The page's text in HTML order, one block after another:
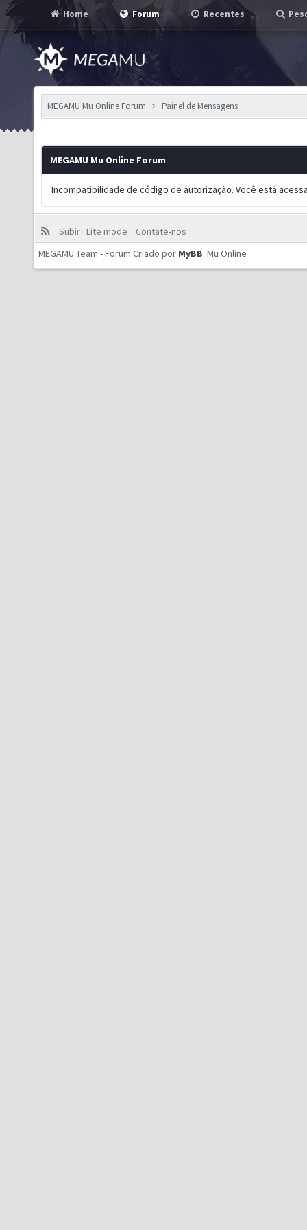
Home Forum Recentes
MEGAMU Mu Online Forum Painel de Mensagens
MEGAMU Mu Online Forum
Incompatibilidade de código de autorização. Você está
Subir Lite mode
Contate-nos
MEGAMU Team - Forum Criado por MyBB. Mu Online